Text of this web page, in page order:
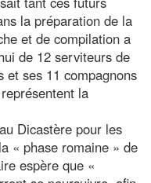
la préparation de la
et de compilation a
de 12 serviteurs de
et ses 11 compagnons
la
Dicastère pour les
« phase romaine » de
espère que «